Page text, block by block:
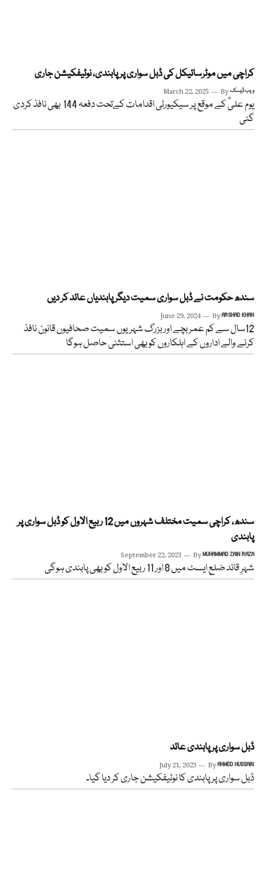
کراچی میں موٹرسائیکل کی ڈبل سواری پر پابندی، نوٹیفکیشن جاری
March 22, 2025 Byویب ڈیسک
یوم علیؓ کے موقع پر سیکیورٹی اقدامات کےتحت دفعہ 144 بھی نافذ کردی
گئی
سندھ حکومت نے ڈبل سواری سمیت دیگر پابندیاں عائد کر دیں
June 29, 2024 ByARSHAD KHAN
12سال سے کم عمر بچے اور بزرگ شہریوں سمیت صحافیوں قانون نافذ
کرنے والے اداروں کے اہلکاروں کو بھی استثنیٰ حاصل ہوگا
سندھ، کراچی سمیت مختلف شہروں میں 12 ربیع الاول کو ڈبل سواری پر
پابندی
September 22, 2023 ByMUHAMMAD ZAIN RAZA
شہرِ قائد ضلع ایسٹ میں 8 اور 11 ربیع الاول کو بھی پابندی ہوگی
ڈبل سواری پر پابندی عائد
July 21, 2023 ByAHMED HUSSAIN
ڈبل سواری پر پابندی کا نوٹیفکیشن جاری کر دیا گیا۔